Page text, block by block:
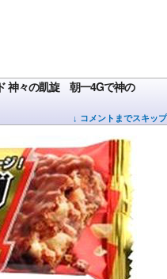
神々の凱旋 朝一4Gで神の
↓ コメントまでスキップ